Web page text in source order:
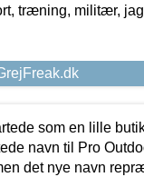
træning, militær,
som en lille
navn til Pro
det nye navn